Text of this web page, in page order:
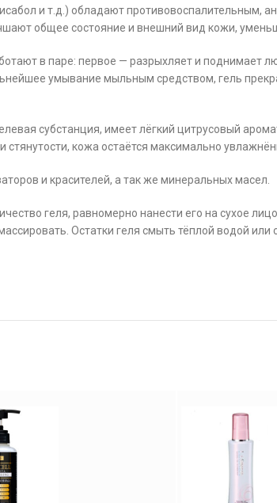
и т.д.) обладают
общее состояние и внешний вид кожи,
в паре: первое — разрыхляет и поднимает
умывание мыльным средством, гель
субстанция, имеет лёгкий цитрусовый
стянутости, кожа остаётся максимально
и красителей, а так же минеральных масел.
геля, равномерно нанести его на сухое
Остатки геля смыть тёплой водой